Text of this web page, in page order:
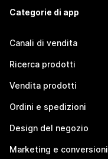
Categorie di app
Canali di vendita
Ricerca prodotti
Vendita prodotti
Ordini e spedizioni
Design del negozio
Marketing e conversioni